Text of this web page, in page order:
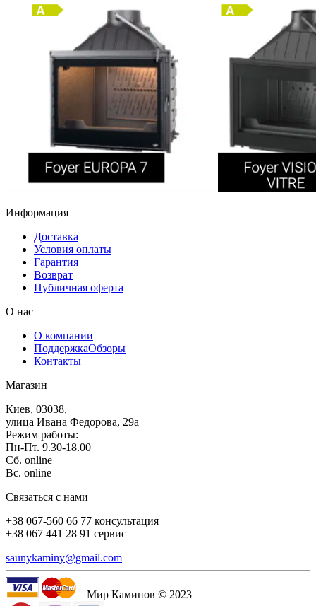
Информация
Доставка
Условия оплаты
Гарантия
Возврат
Публичная оферта
О нас
О компании
ПоддержкаОбзоры
Контакты
Магазин
Киев, 03038,
улица Ивана Федорова, 29а
Режим работы:
Пн-Пт. 9.30-18.00
Сб. online
Вс. online
Связаться с нами
+38 067-560 66 77 консультация
+38 067 441 28 91 сервис
saunykaminy@gmail.com
Мир Каминов © 2023